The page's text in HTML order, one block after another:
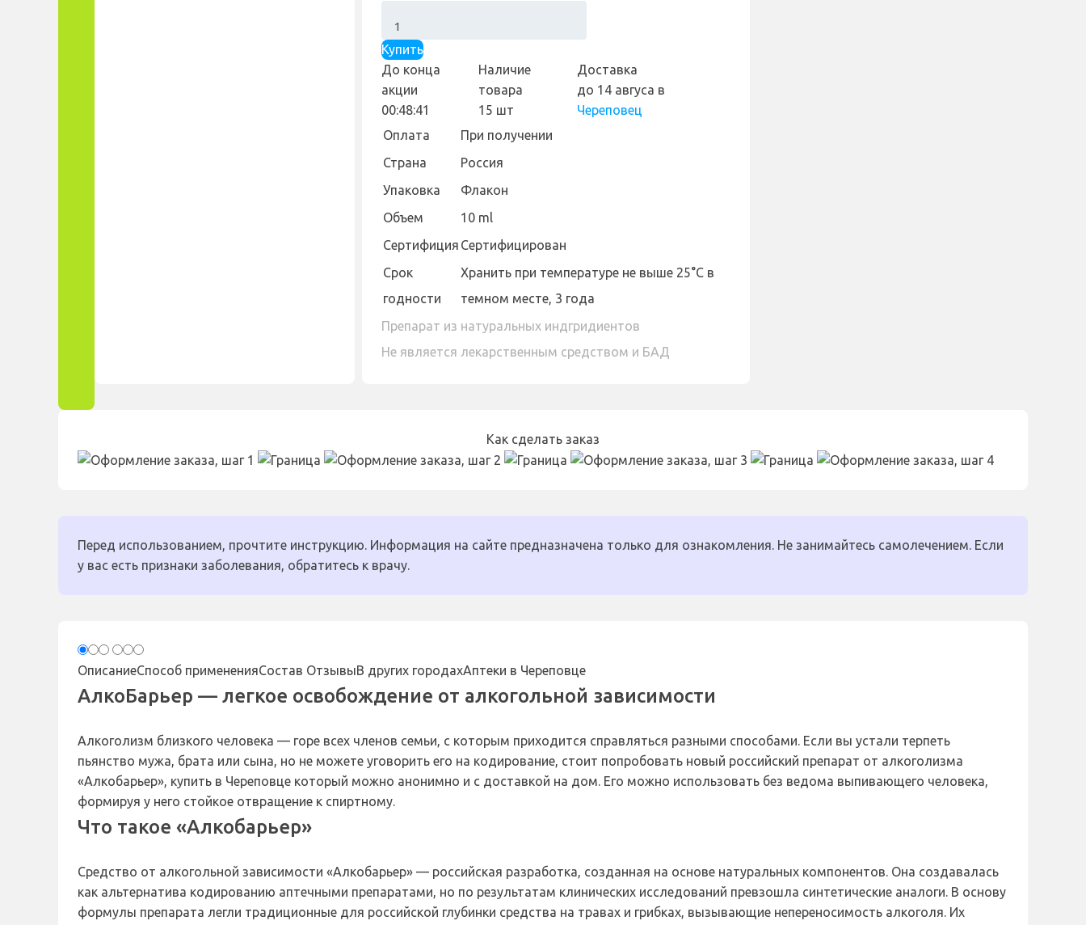
Купить
До конца
акции
00:48:40
Наличие
товара
15 шт
Доставка
до 14 авгуса в
Череповец
Оплата
При получении
Страна
Россия
Упаковка
Флакон
Объем
10 ml
Сертифиция Сертифицирован
Cрок
годности
Хранить при температуре не выше 25°С в
темном месте, 3 года
Препарат из натуральных индгридиентов
Не является лекарственным средством и БАД
Как сделать заказ
Перед использованием, прочтите инструкцию. Информация на сайте предназначена только для ознакомления. Не занимайтесь самолечением. Если
у вас есть признаки заболевания, обратитесь к врачу.
ОписаниеСпособ примененияСостав ОтзывыВ других городахАптеки в Череповце
АлкоБарьер — легкое освобождение от алкогольной зависимости
Алкоголизм близкого человека — горе всех членов семьи, с которым приходится справляться разными способами. Если вы устали терпеть
пьянство мужа, брата или сына, но не можете уговорить его на кодирование, стоит попробовать новый российский препарат от алкоголизма
«Алкобарьер», купить в Череповце который можно анонимно и с доставкой на дом. Его можно использовать без ведома выпивающего человека,
формируя у него стойкое отвращение к спиртному.
Что такое «Алкобарьер»
Средство от алкогольной зависимости «Алкобарьер» — российская разработка, созданная на основе натуральных компонентов. Она создавалась
как альтернатива кодированию аптечными препаратами, но по результатам клинических исследований превзошла синтетические аналоги. В основу
формулы препарата легли традиционные для российской глубинки средства на травах и грибках, вызывающие непереносимость алкоголя. Их